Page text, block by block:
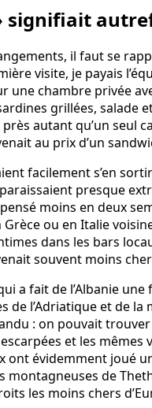
signifiait
il faut se
visite, je payais
une chambre privée
grillées, salade
autant qu’un seul
au prix d’un
facilement s’en
presque
moins en deux
ou en Italie
dans les bars
souvent moins cher
a fait de l’Albanie
de l’Adriatique et de
: on pouvait
et les mêmes
ont évidemment joué
montagneuses de
les moins chers